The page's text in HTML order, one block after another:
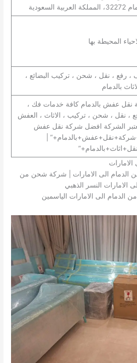
المحيطة بها
، رفع ، نقل ، شحن ، تركيب البضائع ،
بالدمام
نقل عفش بالدمام كافة خدمات فك ،
، نقل ، شحن ، تركيب ، الاثاث ، العفش
الشركة افضل شركة نقل عفش
|
الى الامارات | شركة شحن من
الامارات النسر الذهبي